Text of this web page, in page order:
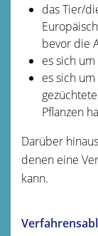
das Tier/
bevor die
es sich
es sich
Pflanzen
Darüber
denen eine
kann.